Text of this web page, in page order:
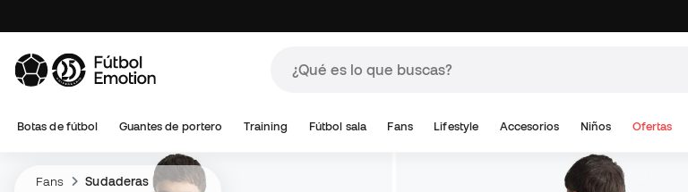
Botas de fútbol Guantes de portero Training Fútbol sala Fans Lifestyle Accesorios Niños Ofertas
Fans
Sudaderas